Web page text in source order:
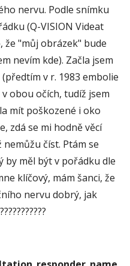
nervu. Podle snímku
(Q-VISION Videat
že "můj obrázek" bude
nevím kde). Začla jsem
v r. 1983 embolie
obou očích, tudíž jsem
mít poškozené i oko
zdá se mi hodně věcí
číst. Ptám se
by měl být v pořádku dle
klíčový, mám šanci, že
nervu dobrý, jak